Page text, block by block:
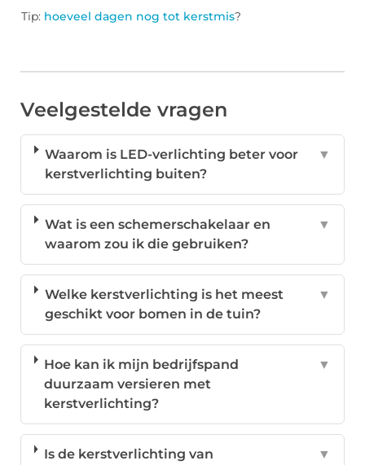
Tip: hoeveel dagen nog tot kerstmis?
Veelgestelde vragen
Waarom is LED-verlichting beter voor
kerstverlichting buiten?
▼
Wat is een schemerschakelaar en
waarom zou ik die gebruiken?
▼
Welke kerstverlichting is het meest
geschikt voor bomen in de tuin?
▼
Hoe kan ik mijn bedrijfspand
duurzaam versieren met
kerstverlichting?
▼
Is de kerstverlichting van
▼